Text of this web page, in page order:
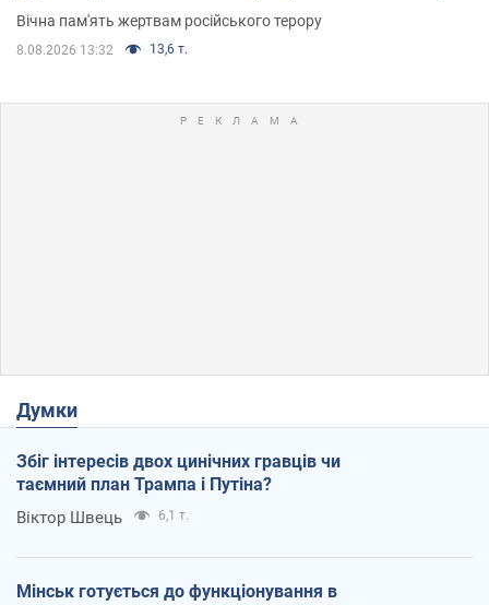
Вічна пам'ять жертвам російського терору
8.08.2026 13:32 13,6 т.
Думки
Збіг інтересів двох цинічних гравців чи
таємний план Трампа і Путіна?
Віктор Швець 6,1 т.
Мінськ готується до функціонування в